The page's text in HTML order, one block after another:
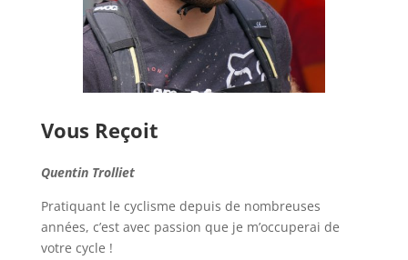
Vous Reçoit
Quentin Trolliet
Pratiquant le cyclisme depuis de nombreuses
années, c’est avec passion que je m’occuperai de
votre cycle !